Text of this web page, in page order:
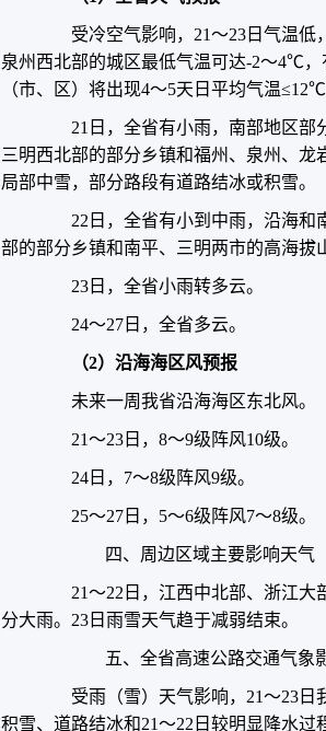
受冷空气影响，21～23日气温低
泉州西北部的城区最低气温可达-2～4℃
（市、区）将出现4～5天日平均气温
21日，全省有小雨，南部地区部分
三明西北部的部分乡镇和福州、泉州、龙
局部中雪，部分路段有道路结冰或积雪。
22日，全省有小到中雨，沿海和
部的部分乡镇和南平、三明两市的高海拔
23日，全省小雨转多云。
24～27日，全省多云。
（2）沿海海区风预报
未来一周我省沿海海区东北风。
21～23日，8～9级阵风10级。
24日，7～8级阵风9级。
25～27日，5～6级阵风7～8级。
四、周边区域主要影响天气
21～22日，江西中北部、浙江大
分大雨。23日雨雪天气趋于减弱结束。
五、全省高速公路交通气象
受雨（雪）天气影响，21～23日
积雪、道路结冰和21～22日较明显降水过